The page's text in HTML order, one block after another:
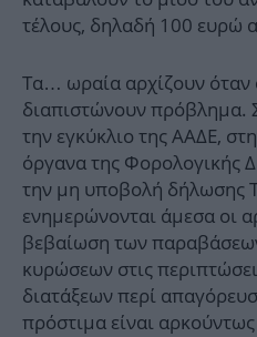
τέλους, δηλαδή 100 ευρώ
Τα… ωραία αρχίζουν όταν
διαπιστώνουν πρόβλημα.
την εγκύκλιο της ΑΑΔΕ,
όργανα της Φορολογικής
την μη υποβολή δήλωσης
ενημερώνονται άμεσα οι
βεβαίωση των
κυρώσεων στις
διατάξεων περί
πρόστιμα είναι